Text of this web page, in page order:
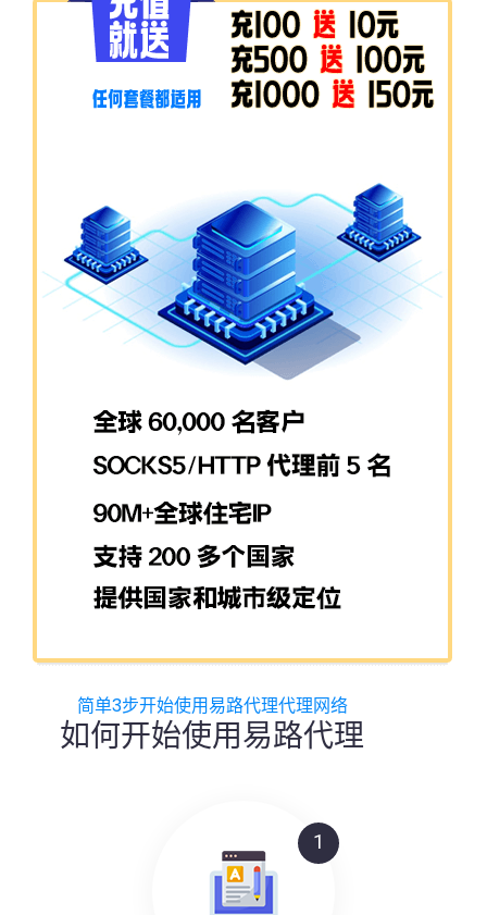
简单3步开始使用易路代理代理网络
如何开始使用易路代理
1